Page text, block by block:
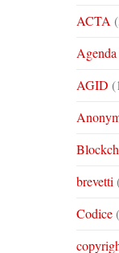
ACTA
AGID
brevetti
Codice